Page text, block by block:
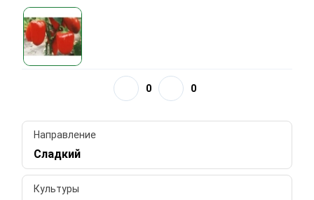
0 0
Направление
Сладкий
Культуры